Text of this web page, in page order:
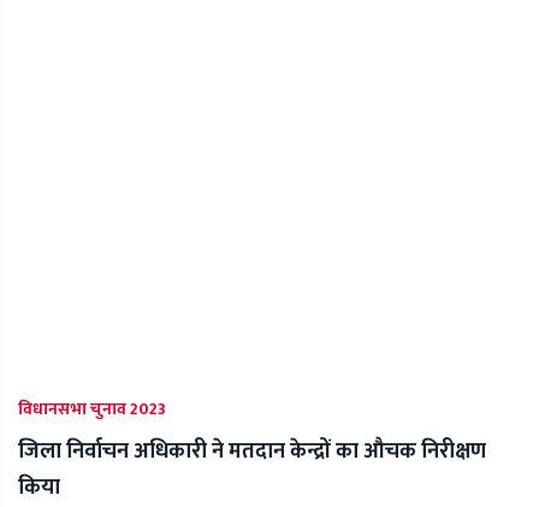
विधानसभा चुनाव 2023
जिला निर्वाचन अधिकारी ने मतदान केन्द्रों का औचक निरीक्षण
किया